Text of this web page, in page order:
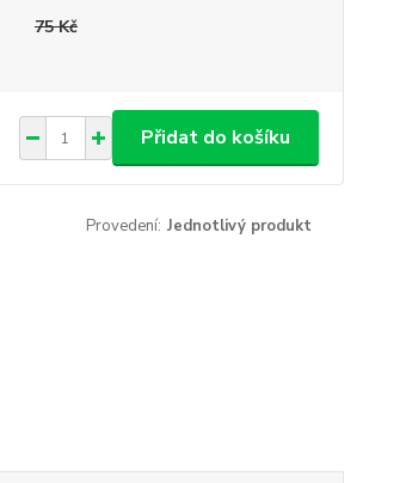
75 Kč
Přidat do košíku
Provedení: Jednotlivý produkt